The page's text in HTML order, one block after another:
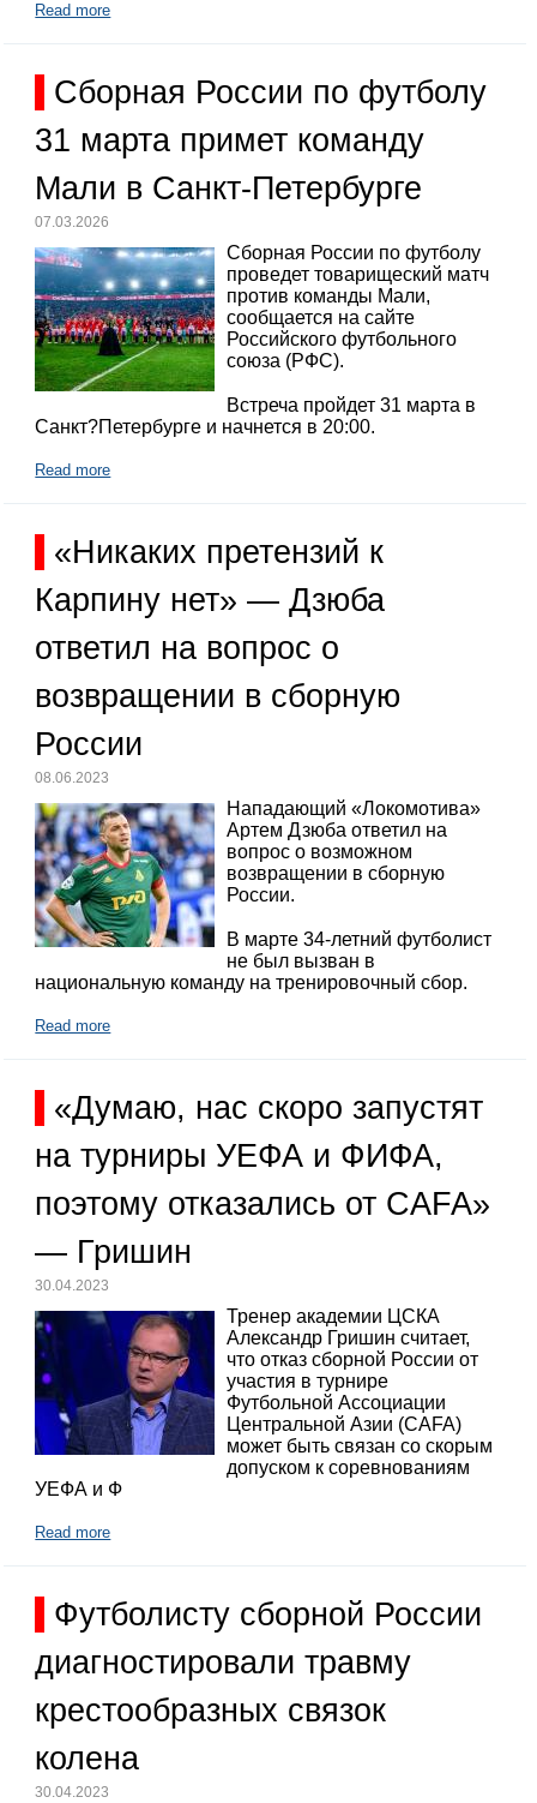
Read more
Сборная России по футболу
31 марта примет команду
Мали в Санкт-Петербурге
07.03.2026
Сборная России по футболу
проведет товарищеский матч
против команды Мали,
сообщается на сайте
Российского футбольного
союза (РФС).
Встреча пройдет 31 марта в
Санкт?Петербурге и начнется в 20:00.
Read more
«Никаких претензий к
Карпину нет» — Дзюба
ответил на вопрос о
возвращении в сборную
России
08.06.2023
Нападающий «Локомотива»
Артем Дзюба ответил на
вопрос о возможном
возвращении в сборную
России.
В марте 34-летний футболист
не был вызван в
национальную команду на тренировочный сбор.
Read more
«Думаю, нас скоро запустят
на турниры УЕФА и ФИФА,
поэтому отказались от CAFA»
— Гришин
30.04.2023
Тренер академии ЦСКА
Александр Гришин считает,
что отказ сборной России от
участия в турнире
Футбольной Ассоциации
Центральной Азии (CAFA)
может быть связан со скорым
допуском к соревнованиям
УЕФА и Ф
Read more
Футболисту сборной России
диагностировали травму
крестообразных связок
колена
30.04.2023